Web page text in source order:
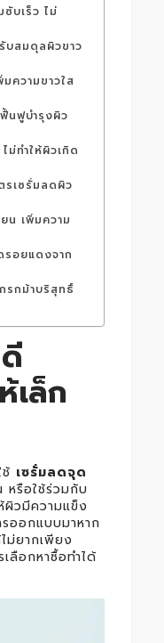
บเร็ว ไม่
บสมดุลผิวขาว
ความขาวใส
นฟูบำรุงผิว
ทำให้ผิวเกิด
เซรั่มลดผิว
น เพิ่มความ
อยแดงจาก
รกม้าบริสุทธิ์
เล็ก
เซรั่มลดจุด
หรือใช้ร่วมกับ
ผิวมีความแข็ง
ออกแบบมาหาก
ม่ยากเพียง
ลือกหาซื้อทำได้